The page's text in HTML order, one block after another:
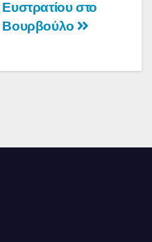
Ευστρατίου στο
Βουρβούλο